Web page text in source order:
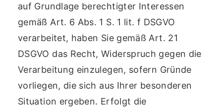
auf Grundlage berechtigter Interessen
gemäß Art. 6 Abs. 1 S. 1 lit. f DSGVO
verarbeitet, haben Sie gemäß Art. 21
DSGVO das Recht, Widerspruch gegen die
Verarbeitung einzulegen, sofern Gründe
vorliegen, die sich aus Ihrer besonderen
Situation ergeben. Erfolgt die